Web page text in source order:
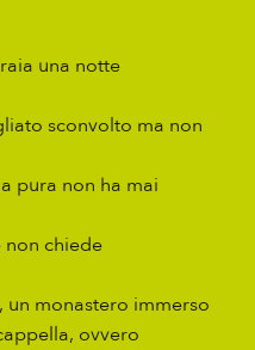
una notte
sconvolto ma non
pura non ha mai
non chiede
monastero immerso
ovvero